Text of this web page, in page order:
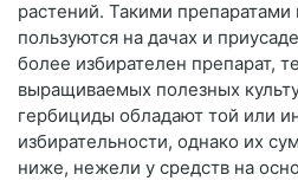
растений. Такими препаратами
пользуются на дачах и
более избирателен препарат,
выращиваемых полезных
гербициды обладают той или
избирательности, однако их
ниже, нежели у средств на